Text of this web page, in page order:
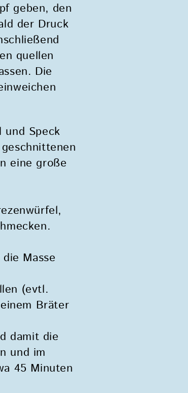
geben, den
der Druck
quellen
Die
und Speck
eine große
Masse
(evtl.
Bräter
damit die
und im
45 Minuten